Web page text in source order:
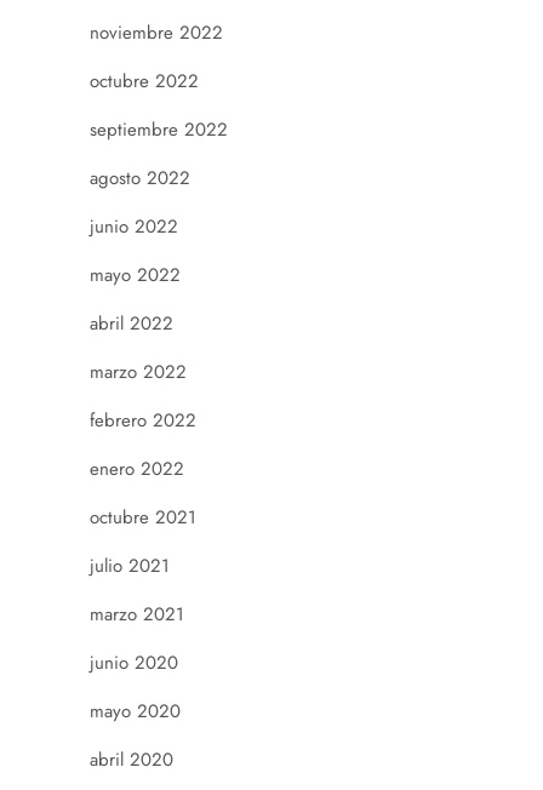
noviembre 2022
octubre 2022
septiembre 2022
agosto 2022
junio 2022
mayo 2022
abril 2022
marzo 2022
febrero 2022
enero 2022
octubre 2021
julio 2021
marzo 2021
junio 2020
mayo 2020
abril 2020